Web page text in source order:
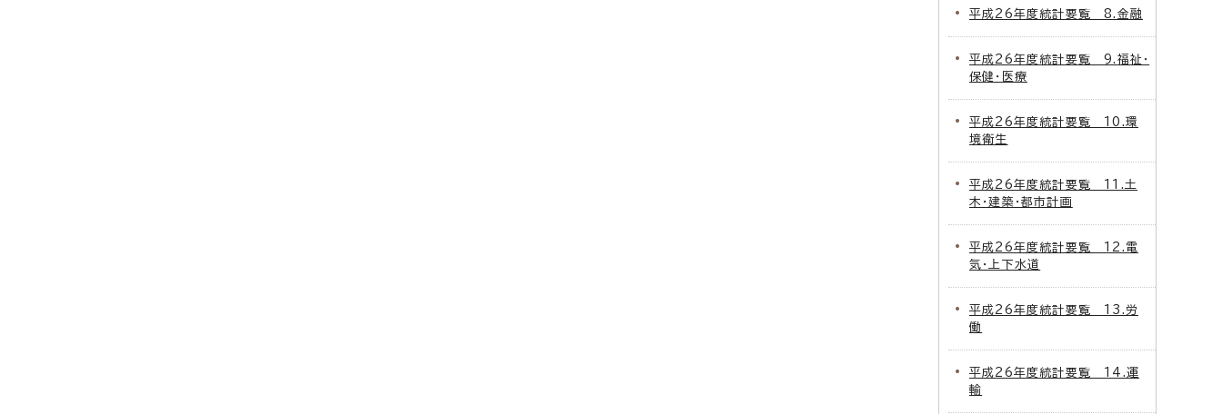
平成26年度統計要覧 8.金融
平成26年度統計要覧 9.福祉・
保健・医療
平成26年度統計要覧 10.環
境衛生
平成26年度統計要覧 11.土
木・建築・都市計画
平成26年度統計要覧 12.電
気・上下水道
平成26年度統計要覧 13.労
働
平成26年度統計要覧 14.運
輸